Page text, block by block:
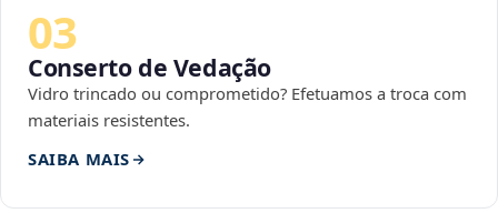
03
Conserto de Vedação
Vidro trincado ou comprometido? Efetuamos a troca com
materiais resistentes.
SAIBA MAIS